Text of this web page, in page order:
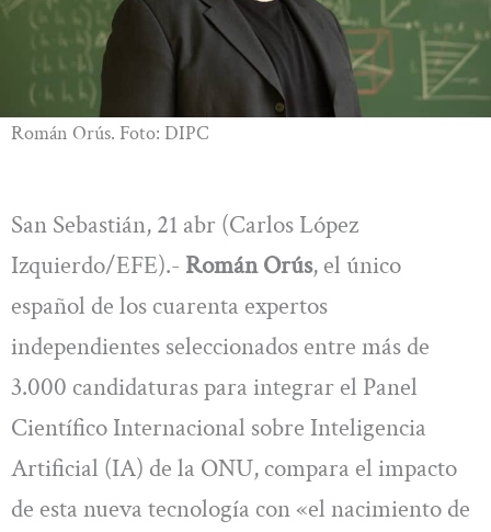
Román Orús. Foto: DIPC
San Sebastián, 21 abr (Carlos López
Izquierdo/EFE).- Román Orús, el único
español de los cuarenta expertos
independientes seleccionados entre más de
3.000 candidaturas para integrar el Panel
Científico Internacional sobre Inteligencia
Artificial (IA) de la ONU, compara el impacto
de esta nueva tecnología con «el nacimiento de